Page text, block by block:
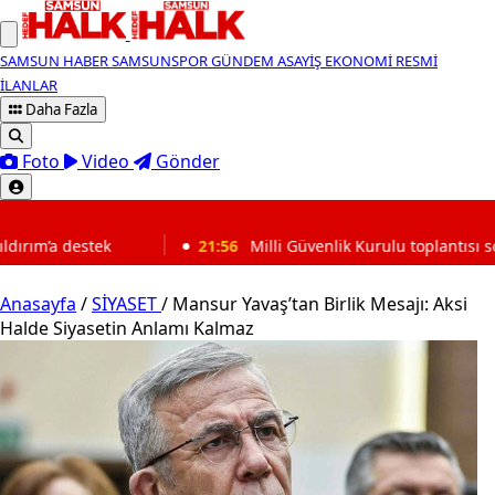
SAMSUN HABERSAMSUNSPORGÜNDEM ASAYİŞ EKONOMİ RESMİ
İLANLAR
Daha Fazla
Foto Video Gönder
21:56 Milli Güvenlik Kurulu toplantısı sona erdi
Anasayfa /SİYASET/ Mansur Yavaş’tan Birlik Mesajı: Aksi
Halde Siyasetin Anlamı Kalmaz